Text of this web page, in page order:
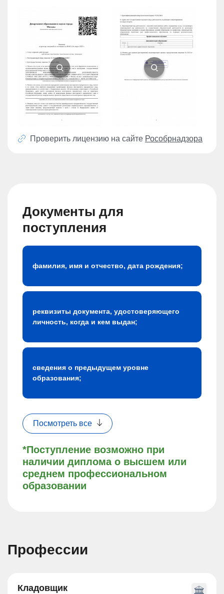
Проверить лицензию на сайте Рособрнадзора
Документы для
поступления
*Поступление возможно при
наличии диплома о высшем или
среднем профессиональном
образовании
фамилия, имя и отчество, дата рождения;
реквизиты документа, удостоверяющего
личность, когда и кем выдан;
сведения о предыдущем уровне
образования;
Посмотреть все
Профессии
Кладовщик